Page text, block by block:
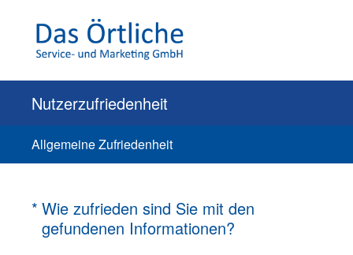
Nutzerzufriedenheit
Allgemeine Zufriedenheit
* Wie zufrieden sind Sie mit den
gefundenen Informationen?
(Erforderlich.)